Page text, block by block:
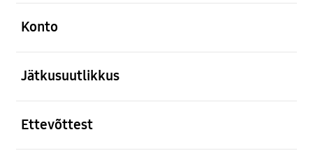
Konto
Jätkusuutlikkus
Ettevõttest